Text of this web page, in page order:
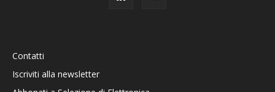
Contatti
Iscriviti alla newsletter